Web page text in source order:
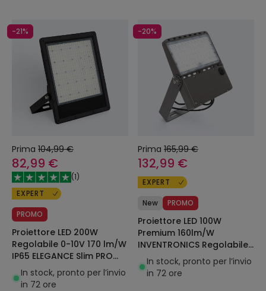
-21%
Prima 104,99 €
82,99 €
(1)
EXPERT
PROMO
Proiettore LED 200W
Regolabile 0-10V 170 lm/W
IP65 ELEGANCE Slim PRO
Nero
In stock, pronto per l’invio
in 72 ore
-20%
Prima 165,99 €
132,99 €
EXPERT
New PROMO
Proiettore LED 100W
Premium 160lm/W
INVENTRONICS Regolabile
1-10V Pyros
In stock, pronto per l’invio
in 72 ore